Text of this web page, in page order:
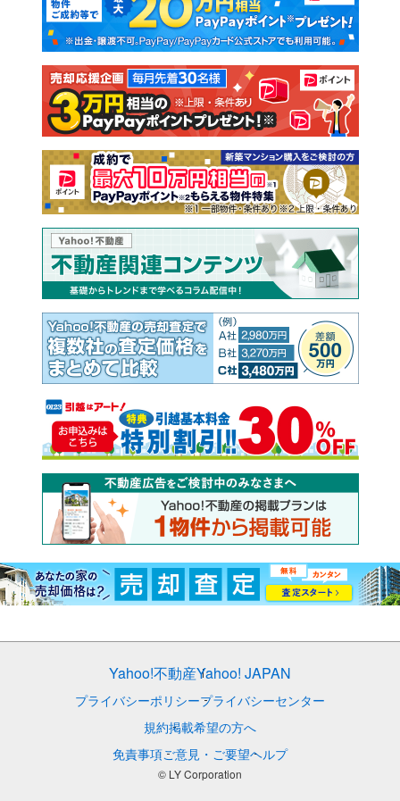
新築一戸建て 中古一戸建て
注文住宅 土地
売却査定
Yahoo!不動産Yahoo! JAPAN
プライバシーポリシープライバシーセンター
規約掲載希望の方へ
免責事項ご意見・ご要望ヘルプ
© LY Corporation